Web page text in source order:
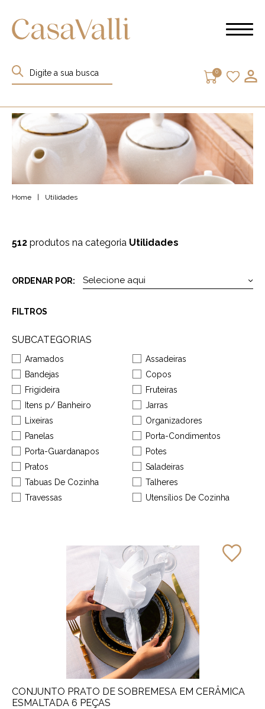
0
Home Utilidades
512 produtos na categoria Utilidades
ORDENAR POR:
FILTROS
SUBCATEGORIAS
Aramados
Assadeiras
Bandejas
Copos
Frigideira
Fruteiras
Itens p/ Banheiro
Jarras
Lixeiras
Organizadores
Panelas
Porta-Condimentos
Porta-Guardanapos
Potes
Pratos
Saladeiras
Tabuas De Cozinha
Talheres
Travessas
Utensílios De Cozinha
CONJUNTO PRATO DE SOBREMESA EM CERÂMICA
ESMALTADA 6 PEÇAS